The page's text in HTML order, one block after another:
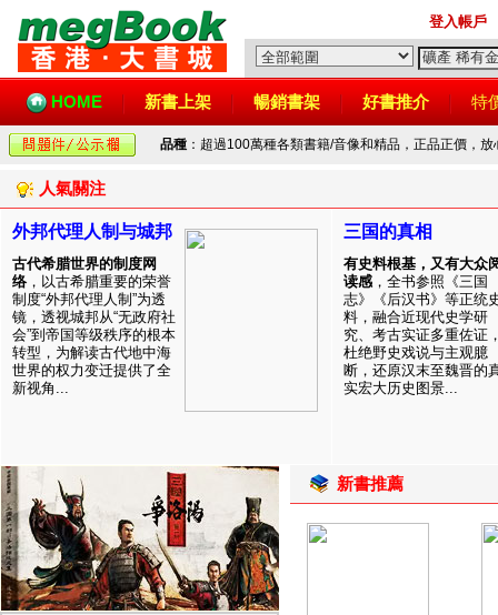
登入帳戶
HOME 新書上架 暢銷書架 好書推介 特
品種 ：超過100萬種各類書籍/音像和精品，正品正價，
人氣關注
外邦代理人制与城邦
古代希腊世界的制度网
络 ，以古希腊重要的荣誉
制度“外邦代理人制”为透
镜，透视城邦从“无政府社
会”到帝国等级秩序的根本
转型，为解读古代地中海
世界的权力变迁提供了全
新视角...
三国的真相
有史料根基，又有大众
读感 ，全书参照《三国
志》《后汉书》等正统
料，融合近现代史学研
究、考古实证多重佐证
杜绝野史戏说与主观臆
断，还原汉末至魏晋的
实宏大历史图景...
新書推薦